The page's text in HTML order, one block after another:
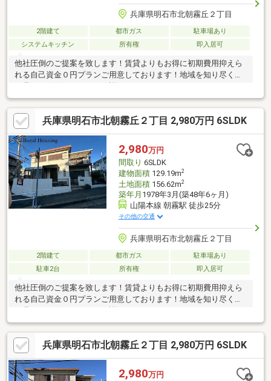
兵庫県明石市北朝霧丘２丁目
2階建て 都市ガス
駐車場あり
システムキッチン
所有権 即入居可
他社圧倒のご提案を致します！賃貸よりもお得に初期費用抑えら
れる自己資金０円プランご用意しております！地域を知り尽くし
た我々にお任せください。詳細は０１２０-３３７-２７９までお
問い合わせください！！！
兵庫県明石市北朝霧丘２丁目 2,980万円 6SLDK
2,980万円
間取り 6SLDK
建物面積129.19m2
土地面積156.62m2
築年月 1978年3月(築48年6ヶ月)
山陽本線 朝霧駅 徒歩25分
その他の交通
兵庫県明石市北朝霧丘２丁目
2階建て 都市ガス
駐車場あり
駐車2台
所有権 即入居可
他社圧倒のご提案を致します！賃貸よりもお得に初期費用抑えら
れる自己資金０円プランご用意しております！地域を知り尽くし
問い合わせください！！！
兵庫県明石市北朝霧丘２丁目 2,980万円 6SLDK
2,980万円